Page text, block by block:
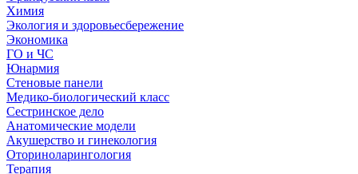
Химия
Экология и здоровьесбережение
Экономика
ГО и ЧС
Юнармия
Стеновые панели
Медико-биологический класс
Сестринское дело
Анатомические модели
Акушерство и гинекология
Оториноларингология
Терапия